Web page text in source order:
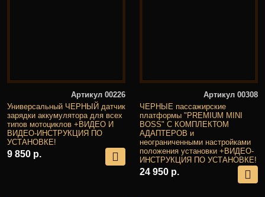
Артикул 00226
Универсальный ЧЕРНЫЙ датчик
зарядки аккумулятора для всех
типов мотоциклов +ВИДЕО И
ВИДЕО-ИНСТРУКЦИЯ ПО
УСТАНОВКЕ!
9 850 р.
Артикул 00308
ЧЕРНЫЕ пассажирские
платформы "PREMIUM MINI
BOSS" С КОМПЛЕКТОМ
АДАПТЕРОВ и
неограниченными настройками
положения установки +ВИДЕО-
ИНСТРУКЦИЯ ПО УСТАНОВКЕ!
24 950 р.